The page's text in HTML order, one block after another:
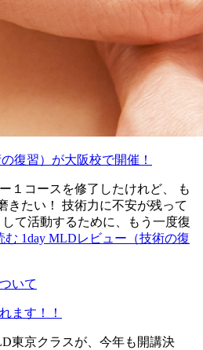
復習）が大阪校で開催！
１コースを修了したけれど、 も
きたい！ 技術力に不安が残って
て活動するために、もう一度復
む 1day MLDレビュー（技術の復
いて
ます！！
東京クラスが、今年も開講決